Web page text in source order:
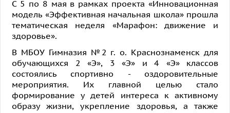
С 5 по 8 мая в рамках проекта «Инновационная
модель «Эффективная начальная школа» прошла
тематическая неделя «Марафон: движение и
здоровье».
В МБОУ Гимназия №2 г. о. Краснознаменск для
обучающихся 2 «Э», 3 «Э» и 4 «Э» классов
состоялись спортивно - оздоровительные
мероприятия. Их главной целью стало
формирование у детей интереса к активному
образу жизни, укрепление здоровья, а также